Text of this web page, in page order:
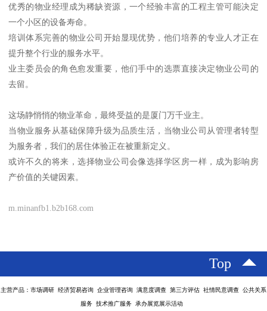
优秀的物业经理成为稀缺资源，一个经验丰富的工程主管可能决定
一个小区的设备寿命。
培训体系完善的物业公司开始显现优势，他们培养的专业人才正在
提升整个行业的服务水平。
业主委员会的角色愈发重要，他们手中的选票直接决定物业公司的
去留。
这场静悄悄的物业革命，最终受益的是厦门万千业主。
当物业服务从基础保障升级为品质生活，当物业公司从管理者转型
为服务者，我们的居住体验正在被重新定义。
或许不久的将来，选择物业公司会像选择学区房一样，成为影响房
产价值的关键因素。
m.minanfb1.b2b168.com
Top
主营产品：市场调研 经济贸易咨询 企业管理咨询 满意度调查 第三方评估 社情民意调查 公共关系
服务 技术推广服务 承办展览展示活动